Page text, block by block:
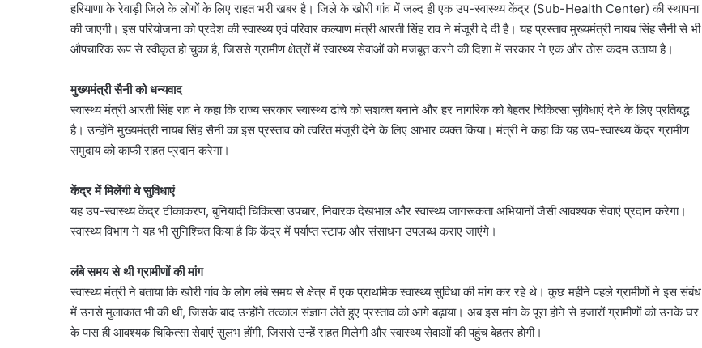
हरियाणा के रेवाड़ी जिले के लोगों के लिए राहत भरी खबर है। जिले के खोरी गांव में जल्द ही एक उप-स्वास्थ्य केंद्र (Sub-Health Center) की स्थापना
की जाएगी। इस परियोजना को प्रदेश की स्वास्थ्य एवं परिवार कल्याण मंत्री आरती सिंह राव ने मंजूरी दे दी है। यह प्रस्ताव मुख्यमंत्री नायब सिंह सैनी से भी
औपचारिक रूप से स्वीकृत हो चुका है, जिससे ग्रामीण क्षेत्रों में स्वास्थ्य सेवाओं को मजबूत करने की दिशा में सरकार ने एक और ठोस कदम उठाया है।
मुख्यमंत्री सैनी को धन्यवाद
स्वास्थ्य मंत्री आरती सिंह राव ने कहा कि राज्य सरकार स्वास्थ्य ढांचे को सशक्त बनाने और हर नागरिक को बेहतर चिकित्सा सुविधाएं देने के लिए प्रतिबद्ध
है। उन्होंने मुख्यमंत्री नायब सिंह सैनी का इस प्रस्ताव को त्वरित मंजूरी देने के लिए आभार व्यक्त किया। मंत्री ने कहा कि यह उप-स्वास्थ्य केंद्र ग्रामीण
समुदाय को काफी राहत प्रदान करेगा।
केंद्र में मिलेंगी ये सुविधाएं
यह उप-स्वास्थ्य केंद्र टीकाकरण, बुनियादी चिकित्सा उपचार, निवारक देखभाल और स्वास्थ्य जागरूकता अभियानों जैसी आवश्यक सेवाएं प्रदान करेगा।
स्वास्थ्य विभाग ने यह भी सुनिश्चित किया है कि केंद्र में पर्याप्त स्टाफ और संसाधन उपलब्ध कराए जाएंगे।
लंबे समय से थी ग्रामीणों की मांग
स्वास्थ्य मंत्री ने बताया कि खोरी गांव के लोग लंबे समय से क्षेत्र में एक प्राथमिक स्वास्थ्य सुविधा की मांग कर रहे थे। कुछ महीने पहले ग्रामीणों ने इस संबंध
में उनसे मुलाकात भी की थी, जिसके बाद उन्होंने तत्काल संज्ञान लेते हुए प्रस्ताव को आगे बढ़ाया। अब इस मांग के पूरा होने से हजारों ग्रामीणों को उनके घर
के पास ही आवश्यक चिकित्सा सेवाएं सुलभ होंगी, जिससे उन्हें राहत मिलेगी और स्वास्थ्य सेवाओं की पहुंच बेहतर होगी।